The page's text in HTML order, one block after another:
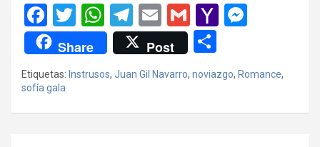
F
a
ce
b
o
T
wi
tt
er
W
h
at
s
A
T
el
e
gr
a
E
m
ail
G
m
ail
Y
o
o
n
g
Share Post
m
p
Etiquetas: Instrusos, Juan Gil Navarro, noviazgo, Romance,
sofía gala